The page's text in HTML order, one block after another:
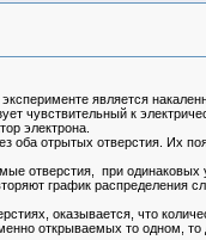
является
чувствительный к
электрона.
оба отрытых отверстия. Их
отверстия, при одинаковых
график распределения
оказывается, что
открываемых то одном, то